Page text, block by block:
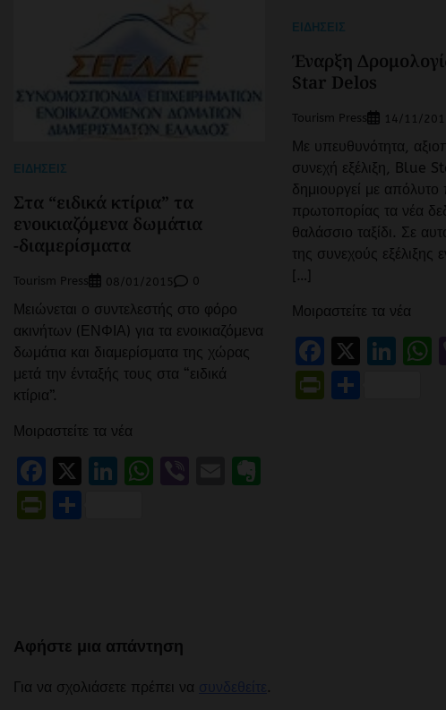
ΕΙΔΉΣΕΙΣ
Στα “ειδικά κτίρια” τα
ενοικιαζόμενα δωμάτια
-διαμερίσματα
Tourism Press 08/01/2015 0
Μειώνεται ο συντελεστής στο φόρο
ακινήτων (ΕΝΦΙΑ) για τα ενοικιαζόμενα
δωμάτια και διαμερίσματα της χώρας
μετά την ένταξής τους στα “ειδικά
κτίρια”.
Μοιραστείτε τα νέα
Facebook
X LinkedIn
WhatsApp
ViberEmail
PrintFriendly
ΕΙΔΉΣΕΙΣ
Έναρξη
Star Delos
Tourism Press 14/11/
Με υπευθυνότητα,
συνεχή εξέλιξη, Blue
δημιουργεί με απόλυτο
πρωτοπορίας τα νέα
θαλάσσιο ταξίδι. Σε
της συνεχούς εξέλιξης
[…]
Μοιραστείτε τα νέα
X
Αφήστε μια απάντηση
Για να σχολιάσετε πρέπει να .